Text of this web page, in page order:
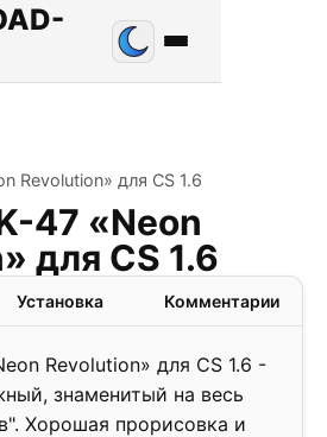
Revolution» для CS 1.6
47 «Neon
для CS 1.6
Установка Комментарии
Revolution» для CS 1.6 -
знаменитый на весь
Хорошая прорисовка и